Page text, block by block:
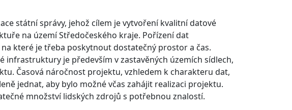
státní správy, jehož cílem je vytvoření kvalitní datové
na území Středočeského kraje. Pořízení dat
které je třeba poskytnout dostatečný prostor a čas.
infrastruktury je především v zastavěných územích sídlech,
Časová náročnost projektu, vzhledem k charakteru dat,
jednat, aby bylo možné včas zahájit realizaci projektu.
množství lidských zdrojů s potřebnou znalostí.